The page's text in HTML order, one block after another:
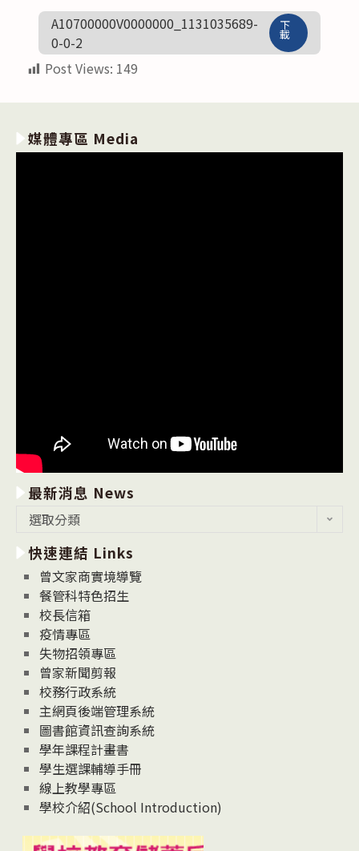
A10700000V0000000_1131035689-
0-0-2
下
載
Post Views: 149
媒體專區 Media
最新消息 News
消
息
News
選取分類
快速連結 Links
曾文家商實境導覽
餐管科特色招生
校長信箱
疫情專區
失物招領專區
曾家新聞剪報
校務行政系統
主網頁後端管理系統
圖書館資訊查詢系統
學年課程計畫書
學生選課輔導手冊
線上教學專區
學校介紹(School Introduction)